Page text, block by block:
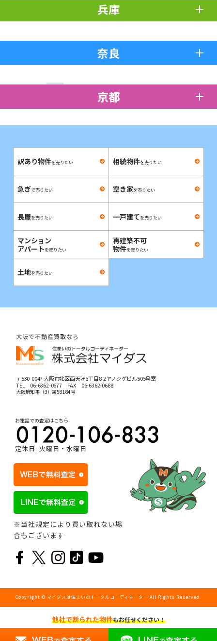
兵庫
奈良
京都
訳あり物件を売りたい 相続物件を売りたい
急ぎで売りたい 空き家を売りたい
長屋を売りたい 一戸建てを売りたい
マンション
アパートを売りたい
再建築不可
物件を売りたい
土地を売りたい
他社で断られた物件もお任せください！
大阪で不動産買取なら
〒530-0047 大阪市北区西天満6丁目8-2ヤノシゲビル505号室
TEL 06-6362-0677FAX 06-6362-0688
大阪府知事（3）第58184号
お電話での査定はこちら
定休日: 火曜日・水曜日
※当社規定により買い取れない場
合もございます
Copyright © マイダスは住まいのトータルコーディネーター All Rights Reserved.